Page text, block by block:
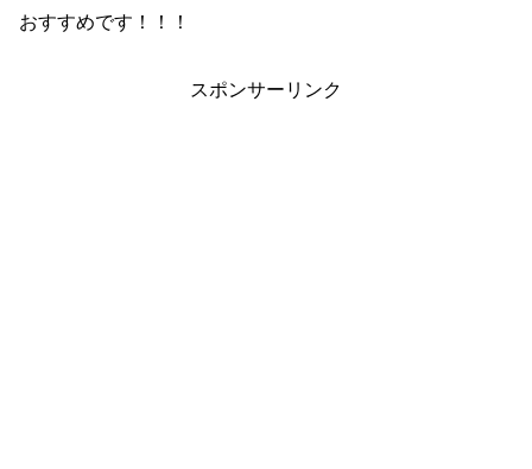
おすすめです！！！
スポンサーリンク